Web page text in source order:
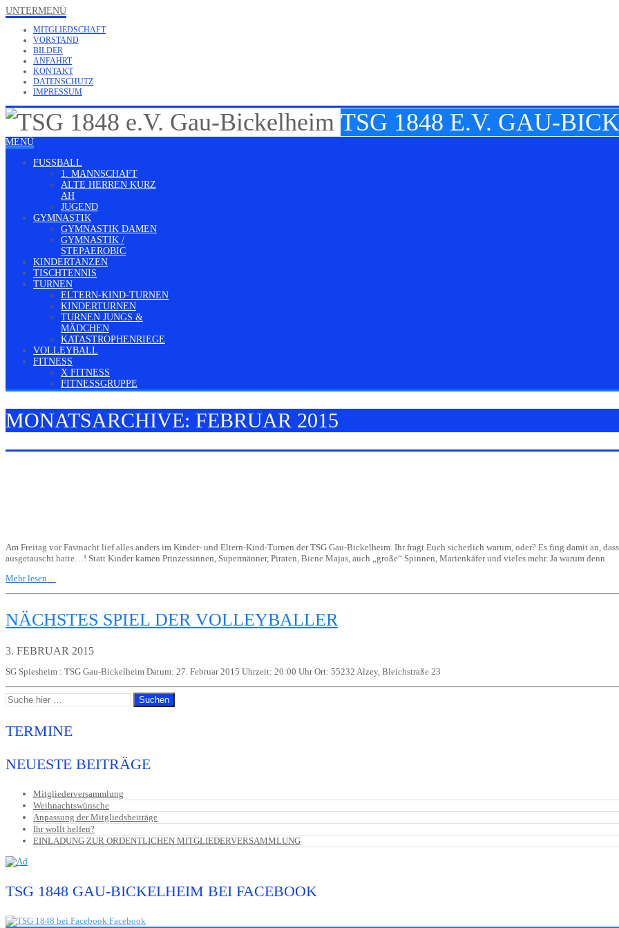
UNTERMENÜ
MITGLIEDSCHAFT
VORSTAND
BILDER
ANFAHRT
KONTAKT
DATENSCHUTZ
IMPRESSUM
TSG 1848 E.V. GAU-
MENÜ
FUSSBALL
1. MANNSCHAFT
ALTE HERREN KURZ
AH
JUGEND
GYMNASTIK
GYMNASTIK DAMEN
GYMNASTIK /
STEPAEROBIC
KINDERTANZEN
TISCHTENNIS
TURNEN
ELTERN-KIND-TURNEN
KINDERTURNEN
TURNEN JUNGS &
MÄDCHEN
KATASTROPHENRIEGE
VOLLEYBALL
FITNESS
X FITNESS
FITNESSGRUPPE
MONATSARCHIVE: FEBRUAR 2015
Am Freitag vor Fastnacht lief alles anders im Kinder- und Eltern-Kind-Turnen der TSG Gau-Bickelheim. Ihr fragt Euch sicherlich warum, oder? Es fing damit an,
ausgetauscht hatte…! Statt Kinder kamen Prinzessinnen, Supermänner, Piraten, Biene Majas, auch „große“ Spinnen, Marienkäfer und vieles mehr. Ja warum denn
Mehr lesen…
NÄCHSTES SPIEL DER VOLLEYBALLER
3. FEBRUAR 2015
SG Spiesheim : TSG Gau-Bickelheim Datum: 27. Februar 2015 Uhrzeit: 20:00 Uhr Ort: 55232 Alzey, Bleichstraße 23
TERMINE
NEUESTE BEITRÄGE
Mitgliederversammlung
Weihnachtswünsche
Anpassung der Mitgliedsbeiträge
Ihr wollt helfen?
EINLADUNG ZUR ORDENTLICHEN MITGLIEDERVERSAMMLUNG
TSG 1848 GAU-BICKELHEIM BEI FACEBOOK